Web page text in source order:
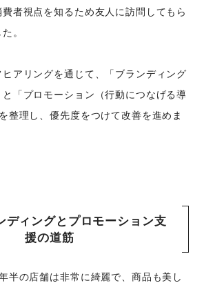
者視点を知るため友人に訪問してもら
。
アリングを通じて、「ブランディング
と「プロモーション（行動につなげる導
整理し、優先度をつけて改善を進めま
ディングとプロモーション支
援の道筋
半の店舗は非常に綺麗で、商品も美し